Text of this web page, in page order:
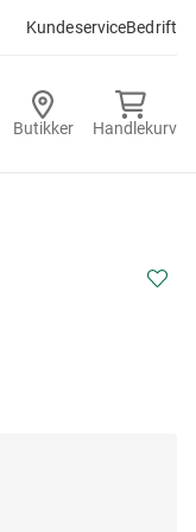
KundeserviceBedrift
Butikker Handlekurv